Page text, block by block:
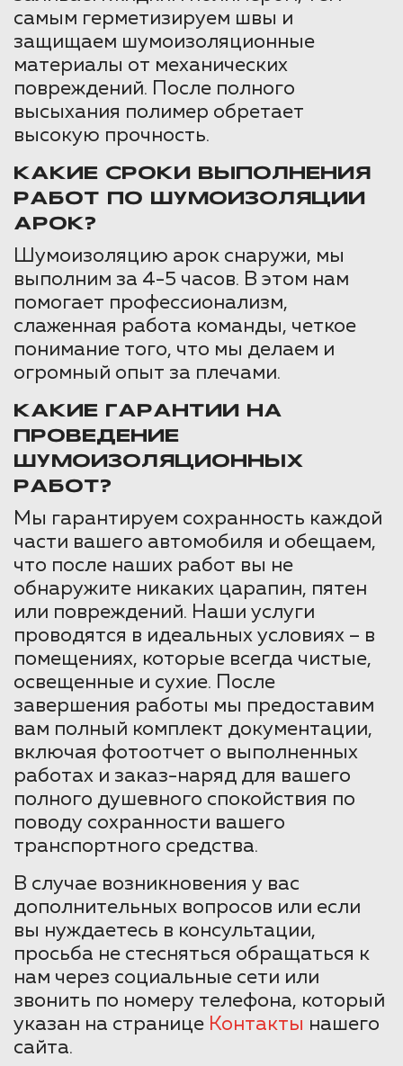
самым герметизируем швы и
защищаем шумоизоляционные
материалы от механических
повреждений. После полного
высыхания полимер обретает
высокую прочность.
КАКИЕ СРОКИ ВЫПОЛНЕНИЯ
РАБОТ ПО ШУМОИЗОЛЯЦИИ
АРОК?
Шумоизоляцию арок снаружи, мы
выполним за 4-5 часов. В этом нам
помогает профессионализм,
слаженная работа команды, четкое
понимание того, что мы делаем и
огромный опыт за плечами.
КАКИЕ ГАРАНТИИ НА
ПРОВЕДЕНИЕ
ШУМОИЗОЛЯЦИОННЫХ
РАБОТ?
Мы гарантируем сохранность каждой
части вашего автомобиля и обещаем,
что после наших работ вы не
обнаружите никаких царапин, пятен
или повреждений. Наши услуги
проводятся в идеальных условиях – в
помещениях, которые всегда чистые,
освещенные и сухие. После
завершения работы мы предоставим
вам полный комплект документации,
включая фотоотчет о выполненных
работах и заказ-наряд для вашего
полного душевного спокойствия по
поводу сохранности вашего
транспортного средства.
В случае возникновения у вас
дополнительных вопросов или если
вы нуждаетесь в консультации,
просьба не стесняться обращаться к
нам через социальные сети или
звонить по номеру телефона, который
указан на странице Контакты нашего
сайта.